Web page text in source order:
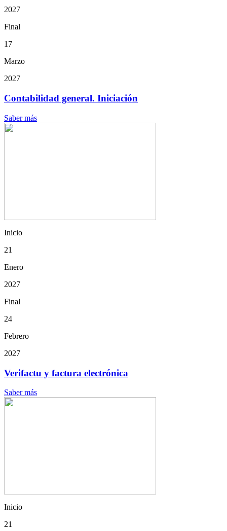
2027
Final
17
Marzo
2027
Contabilidad general. Iniciación
Saber más
Inicio
21
Enero
2027
Final
24
Febrero
2027
Verifactu y factura electrónica
Saber más
Inicio
21